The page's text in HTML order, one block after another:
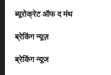
ब्यूरोक्रेट ऑफ द मंथ
ब्रेकिंग न्यूज़
ब्रेकिंग न्यूज